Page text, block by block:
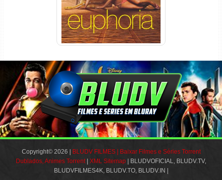
Copyright© 2026 |
BLUDV FILMES | Baixar Filmes e Séries Torrent
Dublados, Animes Torrent| XML Sitemap | BLUDVOFICIAL, BLUDV.TV,
BLUDVFILMES4K, BLUDV.TO, BLUDV.IN |